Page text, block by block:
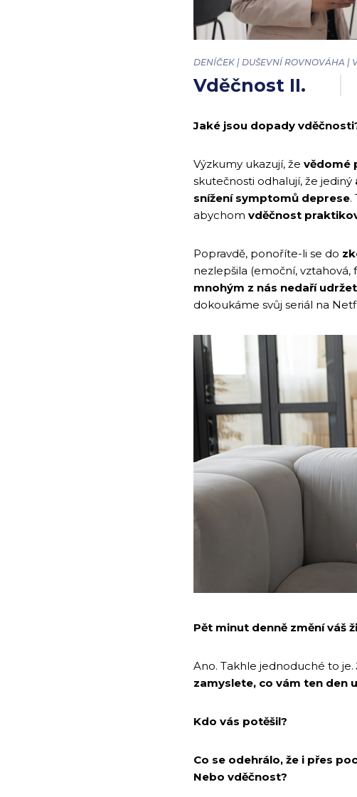
DENÍČEK | DUŠEVNÍ ROVNOVÁHA |
Vděčnost II.
Jaké jsou dopady
Výzkumy ukazují, že vědomé
skutečnosti odhalují, že jediný
snížení symptomů deprese.
abychom vděčnost
Popravdě, ponoříte-li se do
nezlepšila (emoční, vztahová,
mnohým z nás nedaří
dokoukáme svůj seriál na
Pět minut denně změní váš
Ano. Takhle jednoduché to je.
zamyslete, co vám ten den
Kdo vás potěšil?
Co se odehrálo, že i přes
Nebo vděčnost?